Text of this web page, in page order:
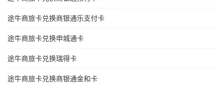
途牛商旅卡兑换商银通乐支付卡
途牛商旅卡兑换申城通卡
途牛商旅卡兑换瑞得卡
途牛商旅卡兑换商银通金和卡